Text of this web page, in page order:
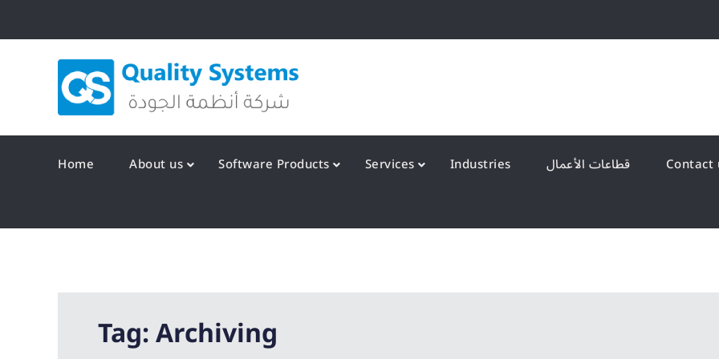
to
Home About us Software Products Services Industries قطاعات الأعمال
Tag:Archiving